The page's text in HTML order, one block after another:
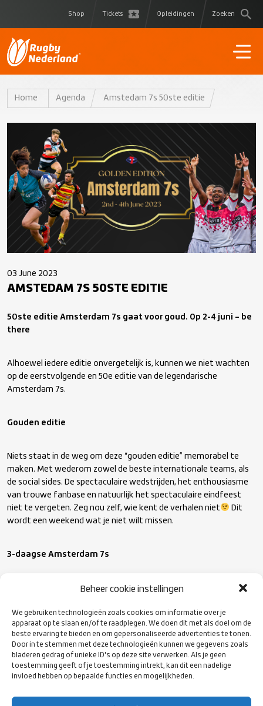
Beheer cookie instellingen
We gebruiken technologieën zoals cookies om informatie over je
apparaat op te slaan en/of te raadplegen. We doen dit met als doel om de
beste ervaring te bieden en om gepersonaliseerde advertenties te tonen.
Door in te stemmen met deze technologieën kunnen we gegevens zoals
bladeren gedrag of unieke ID's op deze site verwerken. Als je geen
toestemming geeft of je toestemming intrekt, kan dit een nadelige
invloed hebben op bepaalde functies en mogelijkheden.
Shop Tickets Opleidingen Zoeken
Home Agenda Amstedam 7s 50ste editie
03 June 2023
AMSTEDAM 7S 50STE EDITIE
50ste editie Amsterdam 7s gaat voor goud. Op 2-4 juni – be
there
Alhoewel iedere editie onvergetelijk is, kunnen we niet wachten
op de eerstvolgende en 50e editie van de legendarische
Amsterdam 7s.
Gouden editie
Niets staat in de weg om deze “gouden editie” memorabel te
maken. Met wederom zowel de beste internationale teams, als
de social sides. De spectaculaire wedstrijden, het enthousiasme
van trouwe fanbase en natuurlijk het spectaculaire eindfeest
niet te vergeten. Zeg nou zelf, wie kent de verhalen niet
Dit
wordt een weekend wat je niet wilt missen.
3-daagse Amsterdam 7s
We plakken er een dagje aan vast dit jaar met op vrijdag een
weekend alvast vast en houd de socials van de Amsterdam 7s in
de gaten voor de team inschrijving en ticket verkoop.
: 2 t/m 4 juni
Locatie: NRCA, Bok de Korverweg 6, 1067 HR Amsterdam